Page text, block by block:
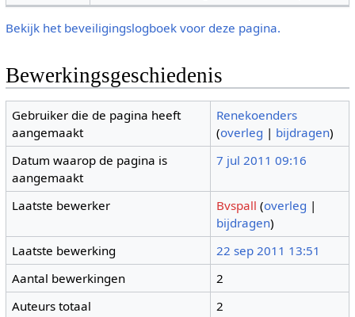
Bekijk het beveiligingslogboek voor deze pagina.
Bewerkingsgeschiedenis
Gebruiker die de pagina heeft
aangemaakt
Renekoenders
(overleg | bijdragen)
Datum waarop de pagina is
aangemaakt
7 jul 2011 09:16
Laatste bewerker Bvspall (overleg |
bijdragen)
Laatste bewerking
22 sep 2011 13:51
Aantal bewerkingen
2
Auteurs totaal
2